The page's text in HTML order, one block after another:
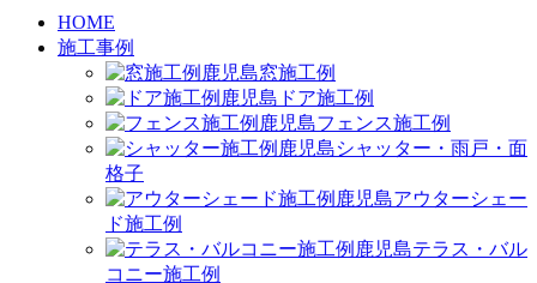
HOME
施工事例
窓施工例
ドア施工例
フェンス施工例
シャッター・雨戸・面
格子
アウターシェー
ド施工例
テラス・バル
コニー施工例